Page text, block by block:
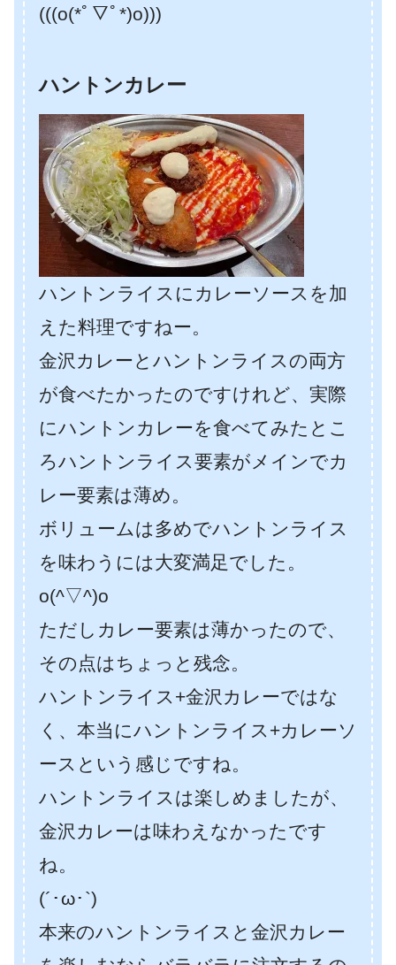
(((o(*ﾟ▽ﾟ*)o)))
ハントンカレー
ハントンライスにカレーソースを加
えた料理ですねー。
金沢カレーとハントンライスの両方
が食べたかったのですけれど、実際
にハントンカレーを食べてみたとこ
ろハントンライス要素がメインでカ
レー要素は薄め。
ボリュームは多めでハントンライス
を味わうには大変満足でした。
o(^▽^)o
ただしカレー要素は薄かったので、
その点はちょっと残念。
ハントンライス+金沢カレーではな
く、本当にハントンライス+カレーソ
ースという感じですね。
ハントンライスは楽しめましたが、
金沢カレーは味わえなかったです
ね。
(´･ω･`)
本来のハントンライスと金沢カレー